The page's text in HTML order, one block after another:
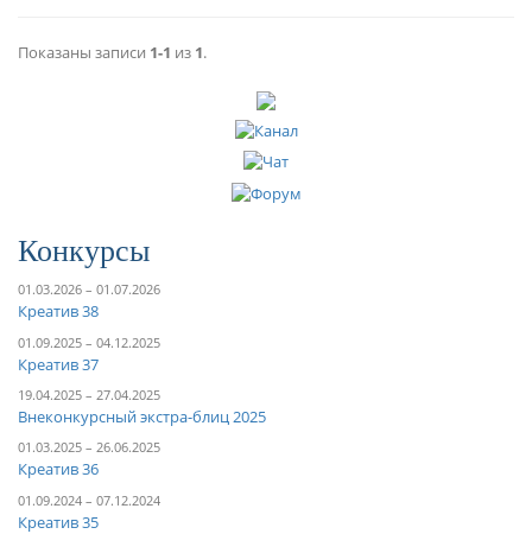
Показаны записи 1-1 из 1.
Конкурсы
01.03.2026 – 01.07.2026
Креатив 38
01.09.2025 – 04.12.2025
Креатив 37
19.04.2025 – 27.04.2025
Внеконкурсный экстра-блиц 2025
01.03.2025 – 26.06.2025
Креатив 36
01.09.2024 – 07.12.2024
Креатив 35